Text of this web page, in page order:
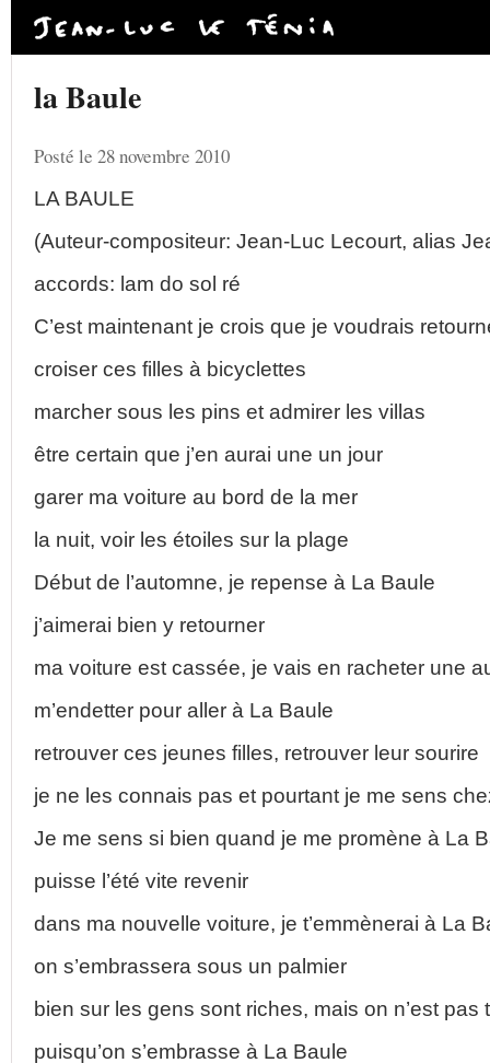
la Baule
Posté le 28 novembre 2010
LA BAULE
(Auteur-compositeur: Jean-Luc Lecourt, alias
accords: lam do sol ré
C’est maintenant je crois que je voudrais
croiser ces filles à bicyclettes
marcher sous les pins et admirer les villas
être certain que j’en aurai une un jour
garer ma voiture au bord de la mer
la nuit, voir les étoiles sur la plage
Début de l’automne, je repense à La Baule
j’aimerai bien y retourner
ma voiture est cassée, je vais en racheter une
m’endetter pour aller à La Baule
retrouver ces jeunes filles, retrouver leur sourire
je ne les connais pas et pourtant je me sens
Je me sens si bien quand je me promène à La
puisse l’été vite revenir
dans ma nouvelle voiture, je t’emmènerai à La
on s’embrassera sous un palmier
bien sur les gens sont riches, mais on n’est pas
puisqu’on s’embrasse à La Baule